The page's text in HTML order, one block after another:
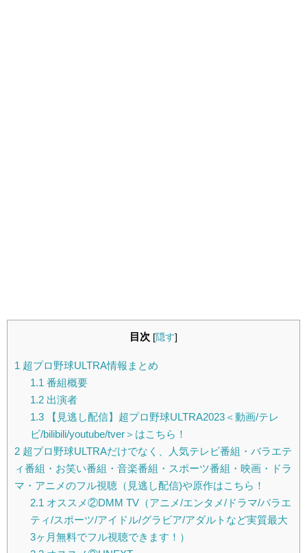
目次 [隠す]
1 超プロ野球ULTRA情報まとめ
1.1 番組概要
1.2出演者
1.3【見逃し配信】超プロ野球ULTRA2023＜動画/テレ
ビ/bilibili/youtube/tver＞はこちら！
2 超プロ野球ULTRAだけでなく、人気テレビ番組・バラエテ
ィ番組・お笑い番組・音楽番組・スポーツ番組・映画・ドラ
マ・アニメのフル視聴（見逃し配信)や原作はこちら！
2.1 オススメ②DMM TV（アニメ/エンタメ/ドラマ/バラエ
ティ/スポーツ/アイドル/グラビア/アダルトなど実質最大
3ヶ月無料でフル視聴できます！）